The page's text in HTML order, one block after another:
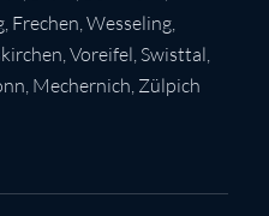
, Frechen,Wesseling,
, Voreifel, Swisttal,
, Mechernich, Zülpich